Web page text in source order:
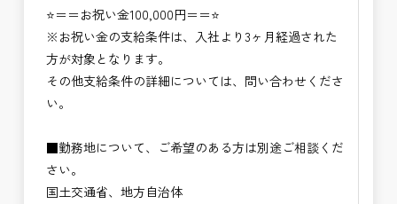
⭐＝＝お祝い金100,000円＝＝⭐
※お祝い金の支給条件は、入社より3ヶ月経過された
方が対象となります。
その他支給条件の詳細については、問い合わせくださ
い。
■勤務地について、ご希望のある方は別途ご相談くだ
さい。
国土交通省、地方自治体